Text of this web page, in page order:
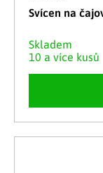
Svícen na
Skladem
10 a více kusů